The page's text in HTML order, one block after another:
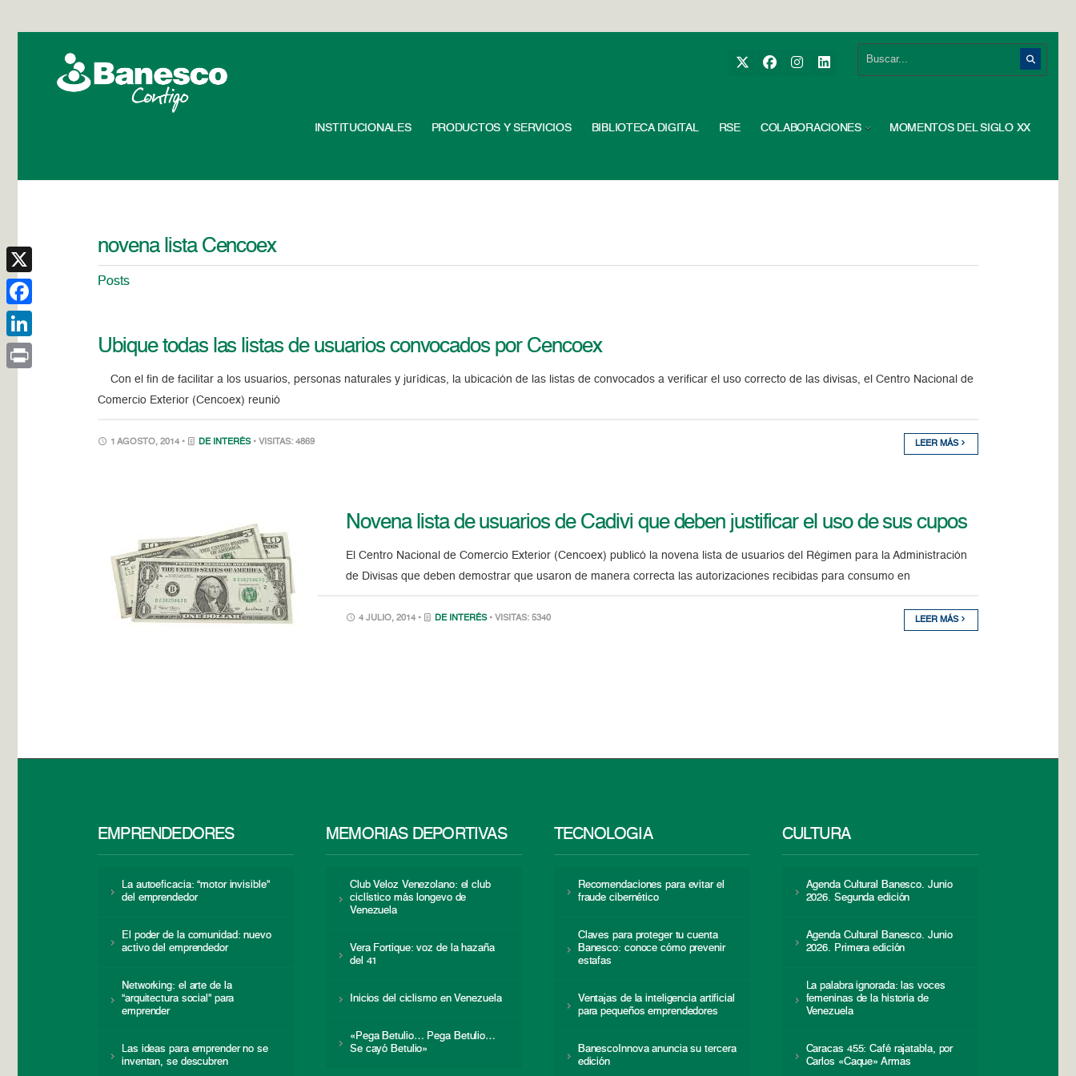
INSTITUCIONALES PRODUCTOS Y SERVICIOS BIBLIOTECA DIGITAL RSE COLABORACIONES MOMENTOS DEL SIGLO XX
novena lista Cencoex
Posts
Ubique todas las listas de usuarios convocados por Cencoex
Con el fin de facilitar a los usuarios, personas naturales y jurídicas, la ubicación de las listas de convocados a verificar el uso correcto de las divisas, el Centro Nacional de
Comercio Exterior (Cencoex) reunió
1 AGOSTO, 2014 • DE INTERÉS • VISITAS: 4869 LEER MÁS
Novena lista de usuarios de Cadivi que deben justificar el uso de sus cupos
El Centro Nacional de Comercio Exterior (Cencoex) publicó la novena lista de usuarios del Régimen para la Administración
de Divisas que deben demostrar que usaron de manera correcta las autorizaciones recibidas para consumo en
4 JULIO, 2014 • DE INTERÉS • VISITAS: 5340 LEER MÁS
EMPRENDEDORES
La autoeficacia: “motor invisible”
del emprendedor
El poder de la comunidad: nuevo
activo del emprendedor
Networking: el arte de la
“arquitectura social” para
emprender
Las ideas para emprender no se
inventan, se descubren
MEMORIAS DEPORTIVAS
Club Veloz Venezolano: el club
ciclístico más longevo de
Venezuela
Vera Fortique: voz de la hazaña
del 41
Inicios del ciclismo en Venezuela
«Pega Betulio… Pega Betulio…
Se cayó Betulio»
TECNOLOGÍA
Recomendaciones para evitar el
fraude cibernético
Claves para proteger tu cuenta
Banesco: conoce cómo prevenir
estafas
Ventajas de la inteligencia artificial
para pequeños emprendedores
BanescoInnova anuncia su tercera
edición
CULTURA
Agenda Cultural Banesco. Junio
2026. Segunda edición
Agenda Cultural Banesco. Junio
2026. Primera edición
La palabra ignorada: las voces
femeninas de la historia de
Venezuela
Caracas 455: Café rajatabla, por
Carlos «Caque» Armas
X
Facebook
LinkedIn